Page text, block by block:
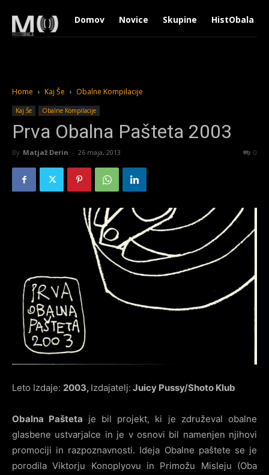
Domov Novice Skupine HistObala
Home Kaj Še Obalne Kompilacije
Kaj Še Obalne Kompilacije
Prva Obalna Pašteta 2003
By Matjaž Derin - 26 maja, 2013 0
Leto Izdaje: 2003, Izdajatelj: Juicy Pussy/Shoto Klub
Obalna Pašteta je bil projekt, ki je združeval obalne
glasbene ustvarjalce in je v osnovi bil namenjen njihovi
promociji in razpoznavnosti. Ideja Obalne paštete se je
porodila Viktorju Konoplyovu in Primožu Misleju (Oba